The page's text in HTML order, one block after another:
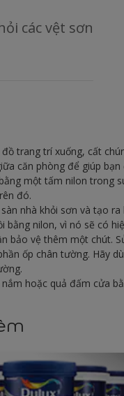
các vệt sơn
trang trí xuống, cất
căn phòng để giúp bạn
một tấm nilon trong
đó.
nhà khỏi sơn và tạo
bằng nilon, vì nó sẽ có
bảo vệ thêm một chút.
ốp chân tường. Hãy
hoặc quả đấm cửa